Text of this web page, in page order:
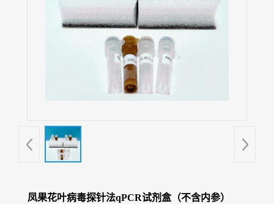
凤果花叶病毒探针法qPCR试剂盒（不含内参）